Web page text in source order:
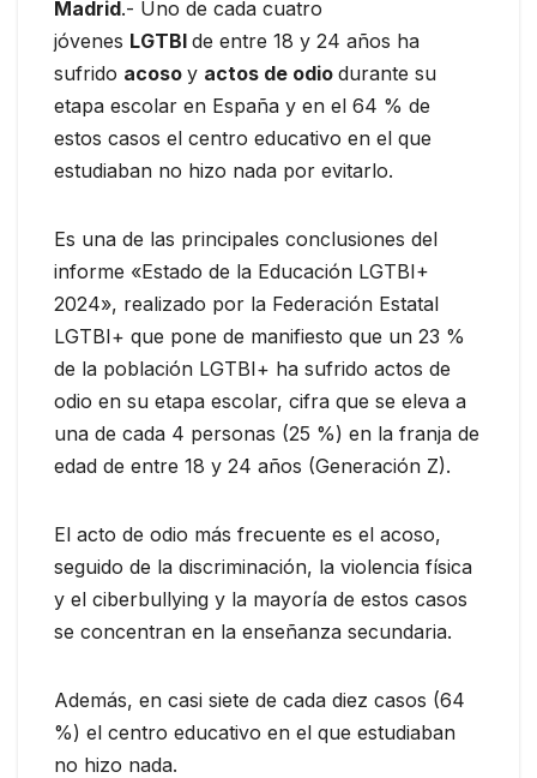
Madrid.- Uno de cada cuatro
jóvenes LGTBI de entre 18 y 24 años ha
sufrido acoso y actos de odio durante su
etapa escolar en España y en el 64 % de
estos casos el centro educativo en el que
estudiaban no hizo nada por evitarlo.
Es una de las principales conclusiones del
informe «Estado de la Educación LGTBI+
2024», realizado por la Federación Estatal
LGTBI+ que pone de manifiesto que un 23 %
de la población LGTBI+ ha sufrido actos de
odio en su etapa escolar, cifra que se eleva a
una de cada 4 personas (25 %) en la franja de
edad de entre 18 y 24 años (Generación Z).
El acto de odio más frecuente es el acoso,
seguido de la discriminación, la violencia física
y el ciberbullying y la mayoría de estos casos
se concentran en la enseñanza secundaria.
Además, en casi siete de cada diez casos (64
%) el centro educativo en el que estudiaban
no hizo nada.